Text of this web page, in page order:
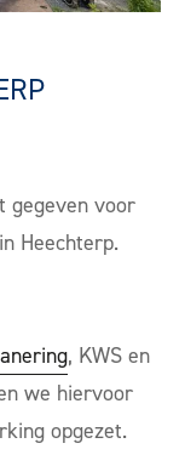
gegeven voor
Heechterp.
, KWS en
we hiervoor
opgezet.